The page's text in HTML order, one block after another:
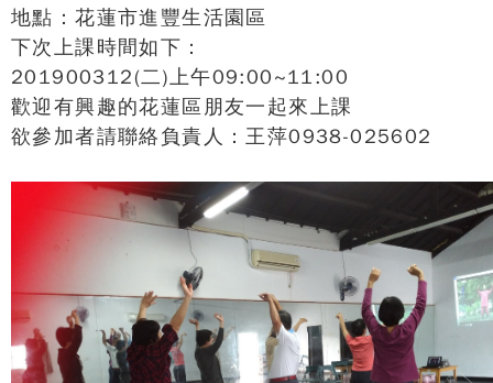
地點：花蓮市進豐生活園區
下次上課時間如下：
201900312(二)上午09:00~11:00
歡迎有興趣的花蓮區朋友一起來上課
欲參加者請聯絡負責人：王萍0938-025602